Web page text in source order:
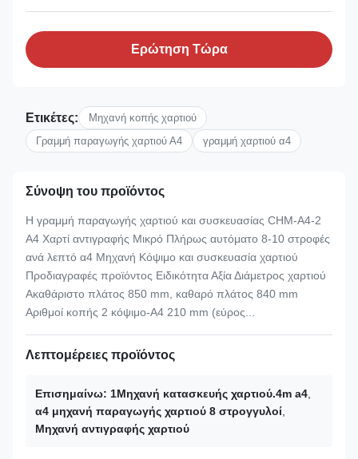
Ερώτηση Τώρα
Ετικέτες:
Μηχανή κοπής χαρτιού
Γραμμή παραγωγής χαρτιού Α4
γραμμή χαρτιού α4
Σύνοψη του προϊόντος
Η γραμμή παραγωγής χαρτιού και συσκευασίας CHM-A4-2
Α4 Χαρτί αντιγραφής Μικρό Πλήρως αυτόματο 8-10 στροφές
ανά λεπτό α4 Μηχανή Κόψιμο και συσκευασία χαρτιού
Προδιαγραφές προϊόντος Ειδικότητα Αξία Διάμετρος χαρτιού
Ακαθάριστο πλάτος 850 mm, καθαρό πλάτος 840 mm
Αριθμοί κοπής 2 κόψιμο-A4 210 mm (εύρος...
Λεπτομέρειες προϊόντος
Επισημαίνω: 1Μηχανή κατασκευής χαρτιού.4m a4
α4 μηχανή παραγωγής χαρτιού 8 στρογγυλοί
Μηχανή αντιγραφής χαρτιού